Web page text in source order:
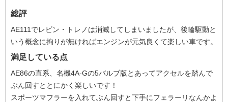
総評
AE111でレビン・トレノは消滅してしまいましたが、後輪駆動と
いう概念に拘りが無ければエンジンが元気良くて楽しい車です。
満足している点
AE86の直系、名機4A-Gの5バルブ版とあってアクセルを踏んで
ぶん回すととにかく楽しいです！
スポーツマフラーを入れてぶん回すと下手にフェラーリなんかよ